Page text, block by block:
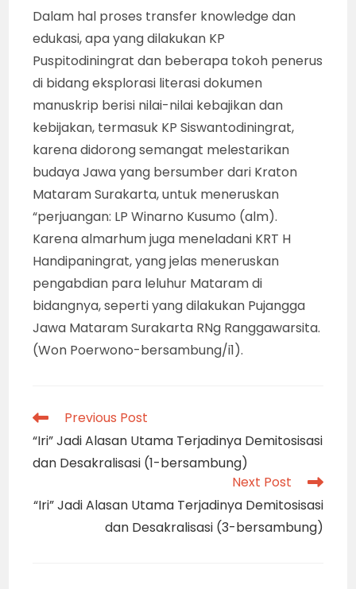
Dalam hal proses transfer knowledge dan
edukasi, apa yang dilakukan KP
Puspitodiningrat dan beberapa tokoh penerus
di bidang eksplorasi literasi dokumen
manuskrip berisi nilai-nilai kebajikan dan
kebijakan, termasuk KP Siswantodiningrat,
karena didorong semangat melestarikan
budaya Jawa yang bersumber dari Kraton
Mataram Surakarta, untuk meneruskan
“perjuangan: LP Winarno Kusumo (alm).
Karena almarhum juga meneladani KRT H
Handipaningrat, yang jelas meneruskan
pengabdian para leluhur Mataram di
bidangnya, seperti yang dilakukan Pujangga
Jawa Mataram Surakarta RNg Ranggawarsita.
(Won Poerwono-bersambung/i1).
Read
articles
Previous Post
“Iri” Jadi Alasan Utama Terjadinya Demitosisasi
dan Desakralisasi (1-bersambung)
Next Post
“Iri” Jadi Alasan Utama Terjadinya Demitosisasi
dan Desakralisasi (3-bersambung)